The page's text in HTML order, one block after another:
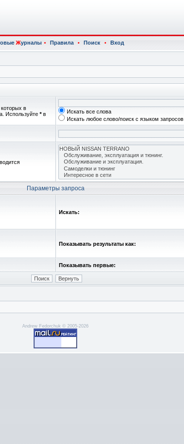
Журналы • Правила • Поиск • Вход
в
Используйте *в
Искать все слова
Искать любое слово/поиск с языком запросов
Параметры запроса
Искать:
Показывать результаты как:
Показывать первые:
Andrew Fedorchuk © 2005-2026